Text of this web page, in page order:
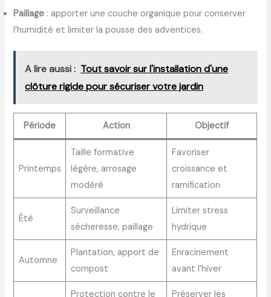
Paillage : apporter une couche organique pour conserver
l’humidité et limiter la pousse des adventices.
A lire aussi : Tout savoir sur l'installation d'une
clôture rigide pour sécuriser votre jardin
Période Action Objectif
Printemps
Taille formative
légère, arrosage
modéré
Favoriser
croissance et
ramification
Été
Surveillance
sécheresse, paillage
Limiter stress
hydrique
Automne
Plantation, apport de
compost
Enracinement
avant l’hiver
Protection contre le
Préserver les